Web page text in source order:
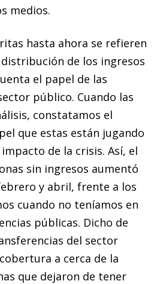
medios.
hasta ahora se refieren
de los ingresos
el papel de las
público. Cuando las
constatamos el
que estas están jugando
de la crisis. Así, el
sin ingresos aumentó
y abril, frente a los
cuando no teníamos en
públicas. Dicho de
del sector
a cerca de la
que dejaron de tener